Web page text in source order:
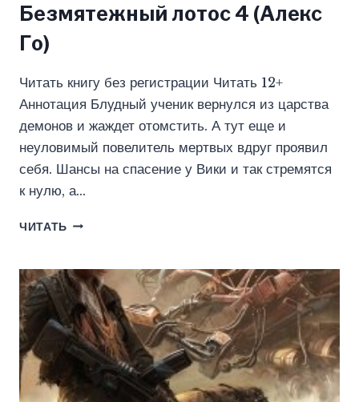
Безмятежный лотос 4 (Алекс
Го)
Читать книгу без регистрации Читать 12+
Аннотация Блудный ученик вернулся из царства
демонов и жаждет отомстить. А тут еще и
неуловимый повелитель мертвых вдруг проявил
себя. Шансы на спасение у Вики и так стремятся
к нулю, а…
ЧИТАТЬ БЕЗМЯТЕЖНЫЙ
(АЛЕКС
ГО)